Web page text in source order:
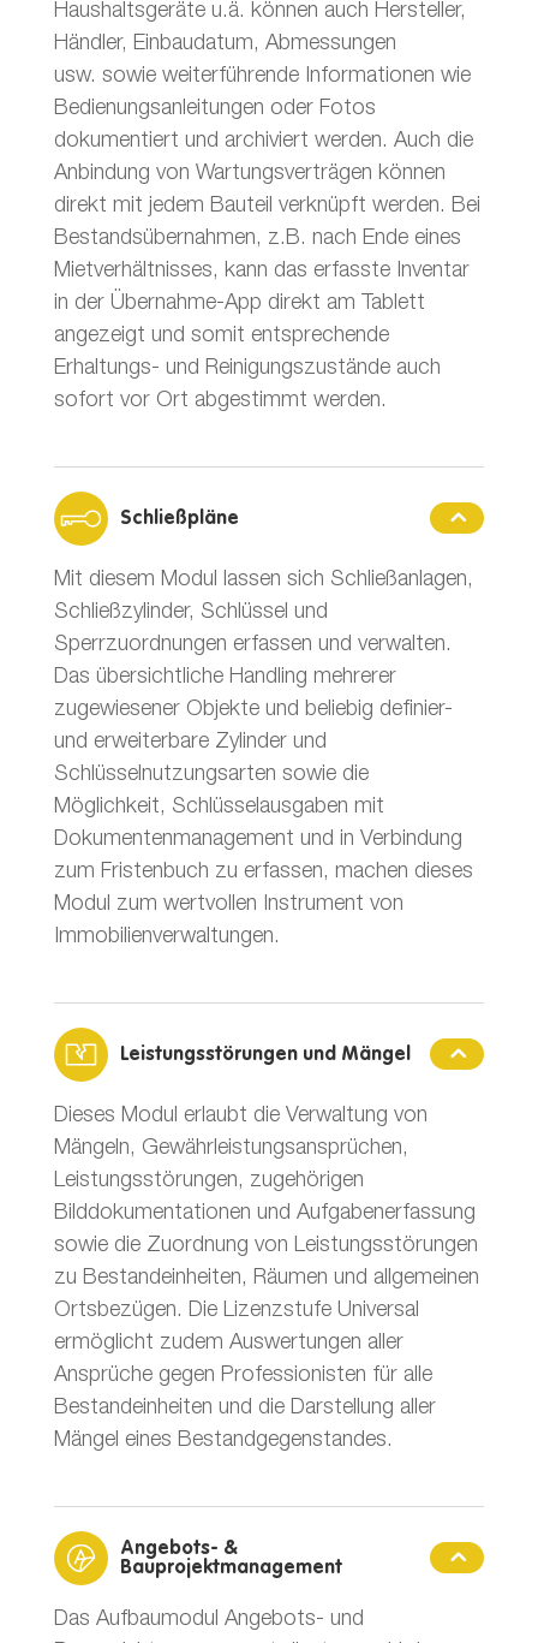
Haushaltsgeräte u.ä. können auch Hersteller,
Händler, Einbaudatum, Abmessungen
usw. sowie weiterführende Informationen wie
Bedienungsanleitungen oder Fotos
dokumentiert und archiviert werden. Auch die
Anbindung von Wartungsverträgen können
direkt mit jedem Bauteil verknüpft werden. Bei
Bestandsübernahmen, z.B. nach Ende eines
Mietverhältnisses, kann das erfasste Inventar
in der Übernahme-App direkt am Tablett
angezeigt und somit entsprechende
Erhaltungs- und Reinigungszustände auch
sofort vor Ort abgestimmt werden.
Schließpläne
Mit diesem Modul lassen sich Schließanlagen,
Schließzylinder, Schlüssel und
Sperrzuordnungen erfassen und verwalten.
Das übersichtliche Handling mehrerer
zugewiesener Objekte und beliebig definier-
und erweiterbare Zylinder und
Schlüsselnutzungsarten sowie die
Möglichkeit, Schlüsselausgaben mit
Dokumentenmanagement und in Verbindung
zum Fristenbuch zu erfassen, machen dieses
Modul zum wertvollen Instrument von
Immobilienverwaltungen.
Leistungsstörungen und Mängel
Dieses Modul erlaubt die Verwaltung von
Mängeln, Gewährleistungsansprüchen,
Leistungsstörungen, zugehörigen
Bilddokumentationen und Aufgabenerfassung
sowie die Zuordnung von Leistungsstörungen
zu Bestandeinheiten, Räumen und allgemeinen
Ortsbezügen. Die Lizenzstufe Universal
ermöglicht zudem Auswertungen aller
Ansprüche gegen Professionisten für alle
Bestandeinheiten und die Darstellung aller
Mängel eines Bestandgegenstandes.
Angebots- &
Bauprojektmanagement
Das Aufbaumodul Angebots- und